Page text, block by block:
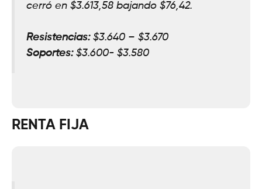
cerró en $3.613,58 bajando $76,42.
Resistencias:$3.640 – $3.670
Soportes: $3.600- $3.580
RENTA FIJA